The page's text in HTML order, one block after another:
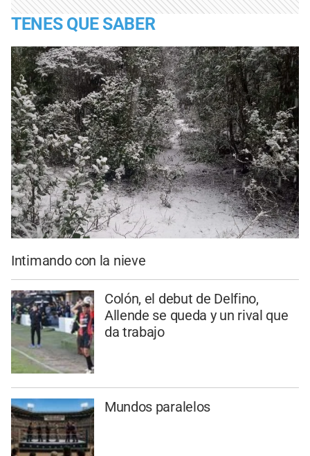
TENES QUE SABER
Intimando con la nieve
Colón, el debut de Delfino,
Allende se queda y un rival que
da trabajo
Mundos paralelos